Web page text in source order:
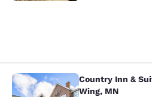
Country Inn &Country Inn &
Wing, MN